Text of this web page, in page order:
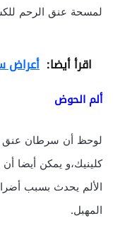
لمسحة عنق الرحم
اقرأ أيضا: أعراض
ألم الحوض
لوحظ أن سرطان عنق
كلينيك،و يمكن أيضا
الألم يحدث بسبب
المهبل.